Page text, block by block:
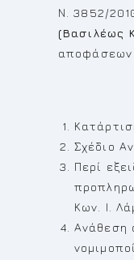
Ν. 3852/
(Βασιλέως
αποφάσεων
Σχέδιο
Περί
Κων. Ι.
Ανάθεση